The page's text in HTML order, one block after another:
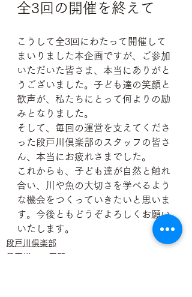
全3回の開催を終えて
こうして全3回にわたって開催して
まいりました本企画ですが、ご参加
いただいた皆さま、本当にありがと
うございました。子ども達の笑顔と
歓声が、私たちにとって何よりの励
みとなりました。
そして、毎回の運営を支えてくださ
った段戸川倶楽部のスタッフの皆さ
ん、本当にお疲れさまでした。
これからも、子ども達が自然と触れ
合い、川や魚の大切さを学べるよう
な機会をつくっていきたいと思いま
す。今後ともどうぞよろしくお願い
いたします。
段戸川倶楽部